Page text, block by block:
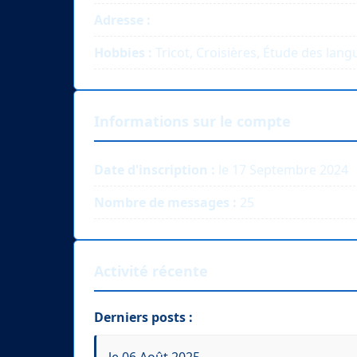
Adresse :
Hobbies : Tricot, Croisières, Étude des
Informations sur le compte
Date d'inscription : le 17 Septembre 2024
Nombre de messages : 25
Activité récente
Derniers posts :